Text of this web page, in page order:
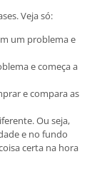
Veja só:
um problema e
e começa a
e compara as
Ou seja,
e no fundo
certa na hora